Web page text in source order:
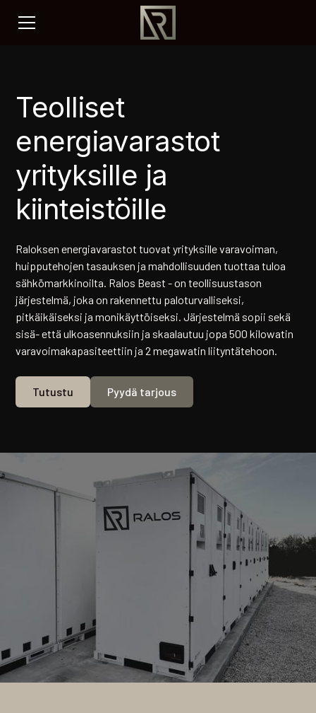
Teolliset
energiavarastot
yrityksille ja
kiinteistöille
Raloksen energiavarastot tuovat yrityksille varavoiman,
huipputehojen tasauksen ja mahdollisuuden tuottaa tuloa
sähkömarkkinoilta. Ralos Beast - on teollisuustason
järjestelmä, joka on rakennettu paloturvalliseksi,
pitkäikäiseksi ja monikäyttöiseksi. Järjestelmä sopii sekä
sisä- että ulkoasennuksiin ja skaalautuu jopa 500 kilowatin
varavoimakapasiteettiin ja 2 megawatin liityntätehoon.
Tutustu Pyydä tarjous